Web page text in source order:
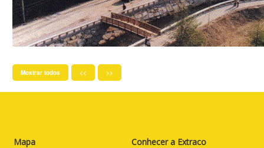
Mostrar todos << >>
Mapa Conhecer a Extraco